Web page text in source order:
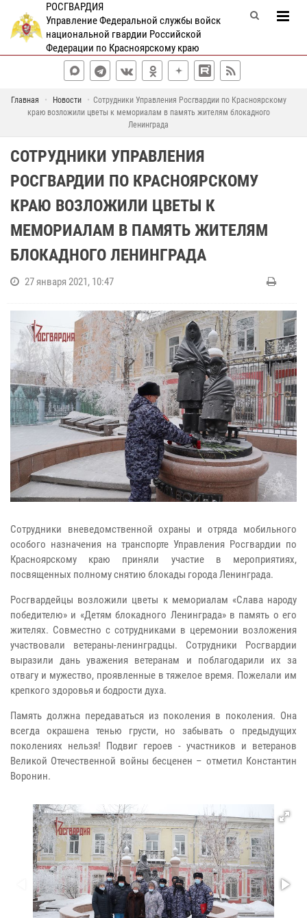
РОСГВАРДИЯ
Управление Федеральной службы войск
национальной гвардии Российской
Федерации по Красноярскому краю
Главная Новости
Сотрудники Управления Росгвардии по Красноярскому
краю возложили цветы к мемориалам в память жителям блокадного
Ленинграда
СОТРУДНИКИ УПРАВЛЕНИЯ
РОСГВАРДИИ ПО КРАСНОЯРСКОМУ
КРАЮ ВОЗЛОЖИЛИ ЦВЕТЫ К
МЕМОРИАЛАМ В ПАМЯТЬ ЖИТЕЛЯМ
БЛОКАДНОГО ЛЕНИНГРАДА
27 января 2021, 10:47
Сотрудники вневедомственной охраны и отряда мобильного
особого назначения на транспорте Управления Росгвардии по
Красноярскому краю приняли участие в мероприятиях,
посвященных полному снятию блокады города Ленинграда.
Росгвардейцы возложили цветы к мемориалам «Слава народу
победителю» и «Детям блокадного Ленинграда» в память о его
жителях. Совместно с сотрудниками в церемонии возложения
участвовали ветераны-ленинградцы. Сотрудники Росгвардии
выразили дань уважения ветеранам и поблагодарили их за
отвагу и мужество, проявленные в тяжелое время. Пожелали им
крепкого здоровья и бодрости духа.
Память должна передаваться из поколения в поколения. Она
всегда окрашена тенью грусти, но забывать о предыдущих
поколениях нельзя! Подвиг героев - участников и ветеранов
Великой Отечественной войны бесценен – отметил Константин
Воронин.